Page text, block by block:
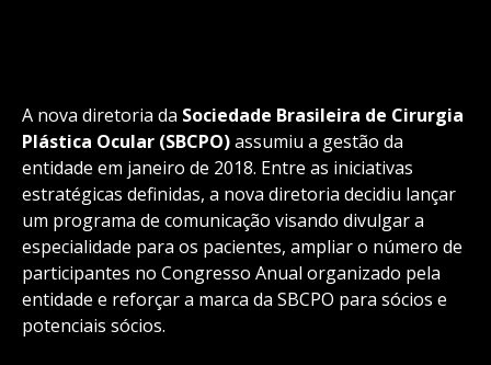
A nova diretoria da Sociedade Brasileira de Cirurgia
Plástica Ocular (SBCPO)assumiu a gestão da
entidade em janeiro de 2018. Entre as iniciativas
estratégicas definidas, a nova diretoria decidiu lançar
um programa de comunicação visando divulgar a
especialidade para os pacientes, ampliar o número de
participantes no Congresso Anual organizado pela
entidade e reforçar a marca da SBCPO para sócios e
potenciais sócios.